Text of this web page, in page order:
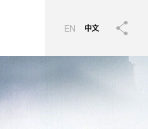
EN 中文